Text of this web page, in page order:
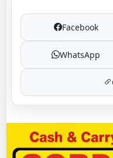
Facebook
WhatsApp